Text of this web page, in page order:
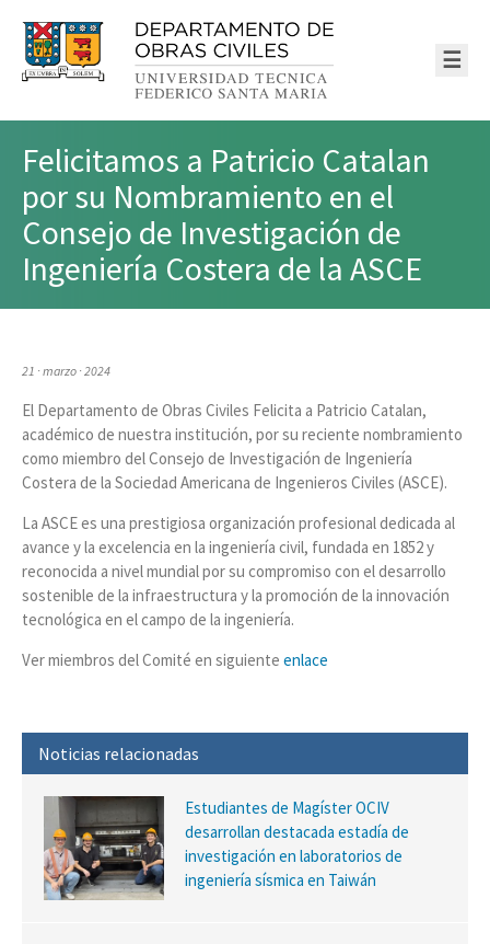
☰
Felicitamos a Patricio Catalan
por su Nombramiento en el
Consejo de Investigación de
Ingeniería Costera de la ASCE
21 · marzo · 2024
El Departamento de Obras Civiles Felicita a Patricio Catalan,
académico de nuestra institución, por su reciente nombramiento
como miembro del Consejo de Investigación de Ingeniería
Costera de la Sociedad Americana de Ingenieros Civiles (ASCE).
La ASCE es una prestigiosa organización profesional dedicada al
avance y la excelencia en la ingeniería civil, fundada en 1852 y
reconocida a nivel mundial por su compromiso con el desarrollo
sostenible de la infraestructura y la promoción de la innovación
tecnológica en el campo de la ingeniería.
Ver miembros del Comité en siguiente enlace
Noticias relacionadas
Estudiantes de Magíster OCIV
desarrollan destacada estadía de
investigación en laboratorios de
ingeniería sísmica en Taiwán